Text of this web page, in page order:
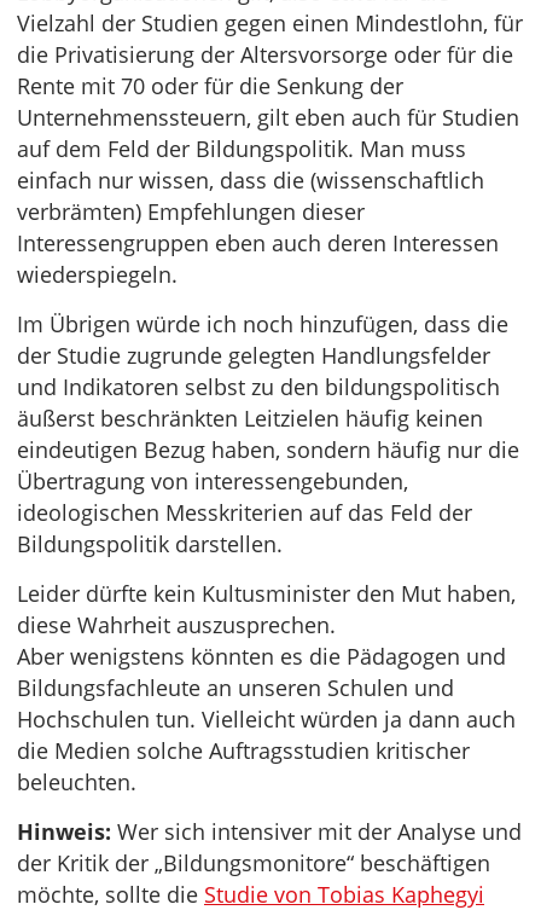
Vielzahl der Studien gegen einen Mindestlohn, für
die Privatisierung der Altersvorsorge oder für die
Rente mit 70 oder für die Senkung der
Unternehmenssteuern, gilt eben auch für Studien
auf dem Feld der Bildungspolitik. Man muss
einfach nur wissen, dass die (wissenschaftlich
verbrämten) Empfehlungen dieser
Interessengruppen eben auch deren Interessen
wiederspiegeln.
Im Übrigen würde ich noch hinzufügen, dass die
der Studie zugrunde gelegten Handlungsfelder
und Indikatoren selbst zu den bildungspolitisch
äußerst beschränkten Leitzielen häufig keinen
eindeutigen Bezug haben, sondern häufig nur die
Übertragung von interessengebunden,
ideologischen Messkriterien auf das Feld der
Bildungspolitik darstellen.
Leider dürfte kein Kultusminister den Mut haben,
diese Wahrheit auszusprechen.
Aber wenigstens könnten es die Pädagogen und
Bildungsfachleute an unseren Schulen und
Hochschulen tun. Vielleicht würden ja dann auch
die Medien solche Auftragsstudien kritischer
beleuchten.
Hinweis: Wer sich intensiver mit der Analyse und
der Kritik der „Bildungsmonitore“ beschäftigen
möchte, sollte die Studie von Tobias Kaphegyi